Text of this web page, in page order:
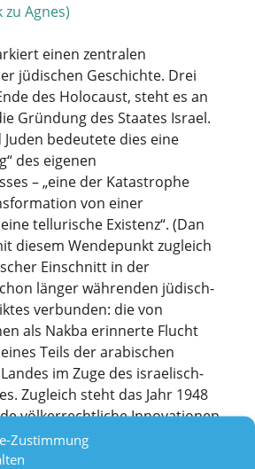
Zustimmung
zu Agnes)
einen zentralen
jüdischen Geschichte. Drei
des Holocaust, steht es an
Gründung des Staates Israel.
Juden bedeutete dies eine
des eigenen
– „eine der Katastrophe
von einer
tellurische Existenz“. (Dan
diesem Wendepunkt zugleich
Einschnitt in der
länger währenden jüdisch-
verbunden: die von
als Nakba erinnerte Flucht
Teils der arabischen
im Zuge des israelisch-
Zugleich steht das Jahr 1948
völkerrechtliche Innovationen
Nationen, deren
von jüdischen Akteuren